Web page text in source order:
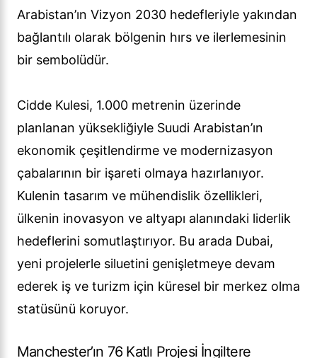
Arabistan’ın Vizyon 2030 hedefleriyle yakından
bağlantılı olarak bölgenin hırs ve ilerlemesinin
bir sembolüdür.
Cidde Kulesi, 1.000 metrenin üzerinde
planlanan yüksekliğiyle Suudi Arabistan’ın
ekonomik çeşitlendirme ve modernizasyon
çabalarının bir işareti olmaya hazırlanıyor.
Kulenin tasarım ve mühendislik özellikleri,
ülkenin inovasyon ve altyapı alanındaki liderlik
hedeflerini somutlaştırıyor. Bu arada Dubai,
yeni projelerle siluetini genişletmeye devam
ederek iş ve turizm için küresel bir merkez olma
statüsünü koruyor.
Manchester’ın 76 Katlı Projesi İngiltere